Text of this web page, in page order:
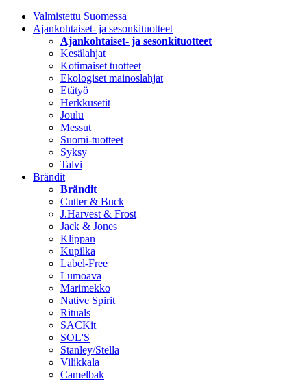
Valmistettu Suomessa
Ajankohtaiset- ja sesonkituotteet
Ajankohtaiset- ja sesonkituotteet
Kesälahjat
Kotimaiset tuotteet
Ekologiset mainoslahjat
Etätyö
Herkkusetit
Joulu
Messut
Suomi-tuotteet
Syksy
Talvi
Brändit
Brändit
Cutter & Buck
J.Harvest & Frost
Jack & Jones
Klippan
Kupilka
Label-Free
Lumoava
Marimekko
Native Spirit
Rituals
SACKit
SOL'S
Stanley/Stella
Vilikkala
Camelbak